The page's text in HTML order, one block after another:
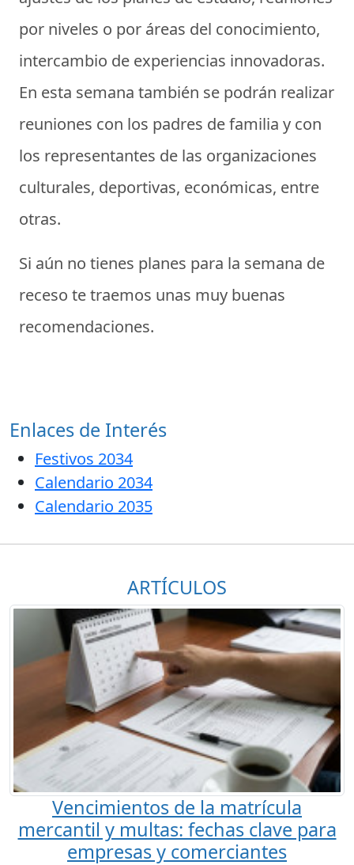
por niveles o por áreas del conocimiento,
intercambio de experiencias innovadoras.
En esta semana también se podrán realizar
reuniones con los padres de familia y con
los representantes de las organizaciones
culturales, deportivas, económicas, entre
otras.
Si aún no tienes planes para la semana de
receso te traemos unas muy buenas
recomendaciones.
Enlaces de Interés
Festivos 2034
Calendario 2034
Calendario 2035
ARTÍCULOS
Vencimientos de la matrícula
mercantil y multas: fechas clave para
empresas y comerciantes